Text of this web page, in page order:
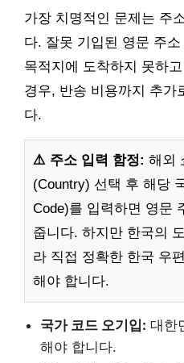
가장 치명적인 문제는 주
다. 잘못 기입된 영문 주
목적지에 도착하지 못하
경우, 반송 비용까지 추가
다.
⚠️ 주소 입력 함정: 해외
(Country) 선택 후 해당
Code)를 입력하면 영문
줍니다. 하지만 한국의
라 직접 정확한 한국 우
해야 합니다.
국가 코드 오기입: 대한
해야 합니다.